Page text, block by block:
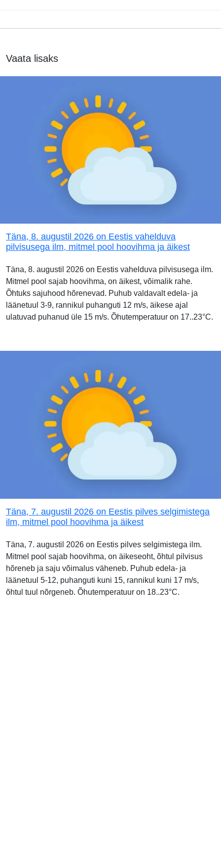
Vaata lisaks
Täna, 8. augustil 2026 on Eestis vahelduva
pilvisusega ilm, mitmel pool hoovihma ja äikest
Täna, 8. augustil 2026 on Eestis vahelduva pilvisusega ilm.
Mitmel pool sajab hoovihma, on äikest, võimalik rahe.
Õhtuks sajuhood hõrenevad. Puhub valdavalt edela- ja
läänetuul 3-9, rannikul puhanguti 12 m/s, äikese ajal
ulatuvad puhanud üle 15 m/s. Õhutemperatuur on 17..23°C.
Täna, 7. augustil 2026 on Eestis pilves selgimistega
ilm, mitmel pool hoovihma ja äikest
Täna, 7. augustil 2026 on Eestis pilves selgimistega ilm.
Mitmel pool sajab hoovihma, on äikeseoht, õhtul pilvisus
hõreneb ja saju võimalus väheneb. Puhub edela- ja
läänetuul 5-12, puhanguti kuni 15, rannikul kuni 17 m/s,
õhtul tuul nõrgeneb. Õhutemperatuur on 18..23°C.